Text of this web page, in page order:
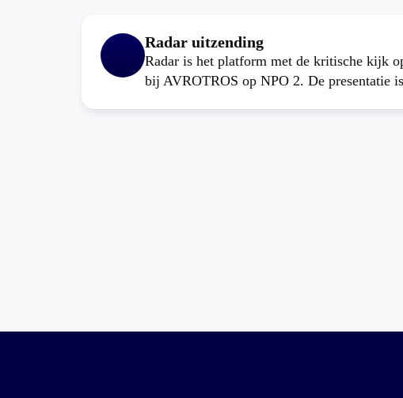
Radar uitzending
Radar is het platform met de kritische kijk
bij AVROTROS op NPO 2. De presentatie